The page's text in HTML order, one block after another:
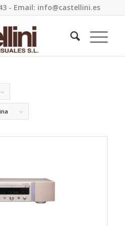
- Email: info@castellini.es